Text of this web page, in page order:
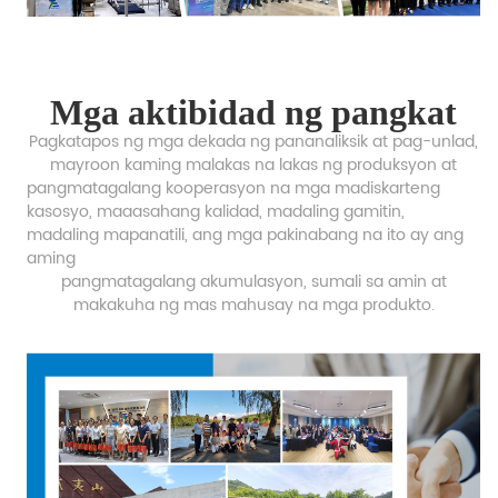
Mga aktibidad ng pangkat
Pagkatapos ng mga dekada ng pananaliksik at pag-unlad,
mayroon kaming malakas na lakas ng produksyon at
pangmatagalang kooperasyon na mga madiskarteng
kasosyo, maaasahang kalidad, madaling gamitin,
madaling mapanatili, ang mga pakinabang na ito ay ang
aming
pangmatagalang akumulasyon, sumali sa amin at
makakuha ng mas mahusay na mga produkto.